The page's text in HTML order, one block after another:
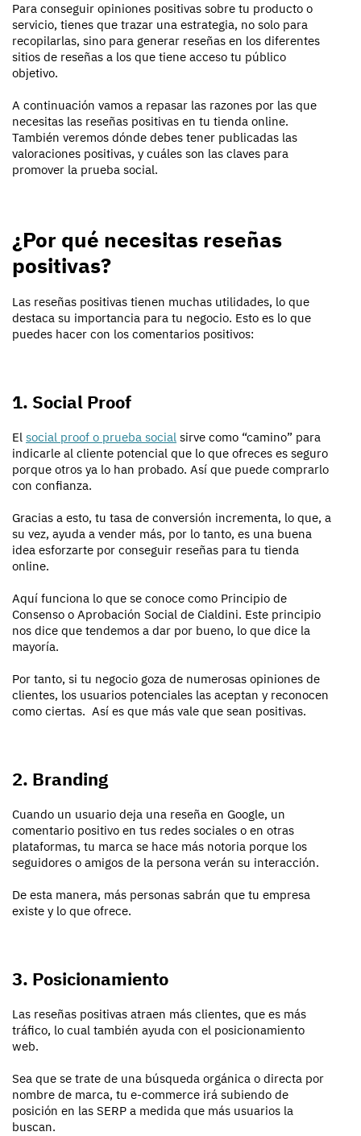
Para conseguir opiniones positivas sobre tu producto o
servicio, tienes que trazar una estrategia, no solo para
recopilarlas, sino para generar reseñas en los diferentes
sitios de reseñas a los que tiene acceso tu público
objetivo.
A continuación vamos a repasar las razones por las que
necesitas las reseñas positivas en tu tienda online.
También veremos dónde debes tener publicadas las
valoraciones positivas, y cuáles son las claves para
promover la prueba social.
¿Por qué necesitas reseñas
positivas?
Las reseñas positivas tienen muchas utilidades, lo que
destaca su importancia para tu negocio. Esto es lo que
puedes hacer con los comentarios positivos:
1. Social Proof
El social proof o prueba social sirve como “camino” para
indicarle al cliente potencial que lo que ofreces es seguro
porque otros ya lo han probado. Así que puede comprarlo
con confianza.
Gracias a esto, tu tasa de conversión incrementa, lo que, a
su vez, ayuda a vender más, por lo tanto, es una buena
idea esforzarte por conseguir reseñas para tu tienda
online.
Aquí funciona lo que se conoce como Principio de
Consenso o Aprobación Social de Cialdini. Este principio
nos dice que tendemos a dar por bueno, lo que dice la
mayoría.
Por tanto, si tu negocio goza de numerosas opiniones de
clientes, los usuarios potenciales las aceptan y reconocen
como ciertas. Así es que más vale que sean positivas.
2. Branding
Cuando un usuario deja una reseña en Google, un
comentario positivo en tus redes sociales o en otras
plataformas, tu marca se hace más notoria porque los
seguidores o amigos de la persona verán su interacción.
De esta manera, más personas sabrán que tu empresa
existe y lo que ofrece.
3. Posicionamiento
Las reseñas positivas atraen más clientes, que es más
tráfico, lo cual también ayuda con el posicionamiento
web.
Sea que se trate de una búsqueda orgánica o directa por
nombre de marca, tu e-commerce irá subiendo de
posición en las SERP a medida que más usuarios la
buscan.